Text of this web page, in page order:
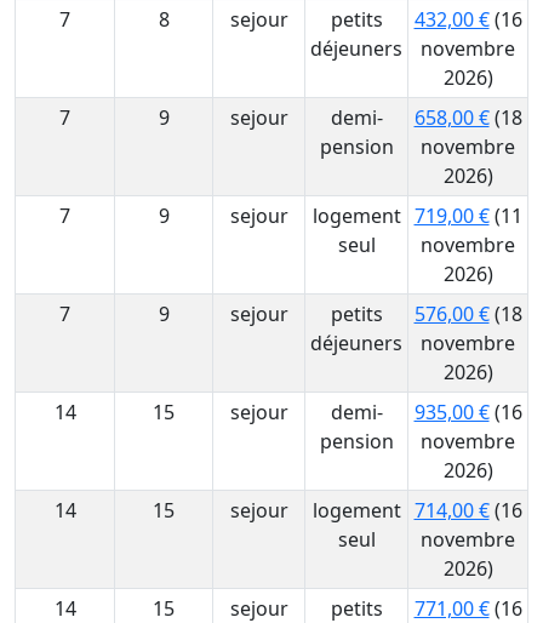
7
8 sejour
petits
déjeuners
432,00 €(16
novembre
2026)
7
9 sejour
demi-
pension
658,00 €(18
novembre
2026)
7
9 sejour
logement
seul
719,00 €(11
novembre
2026)
7
9 sejour
petits
déjeuners
576,00 €(18
novembre
2026)
14
15 sejour
demi-
pension
935,00 €(16
novembre
2026)
14
15 sejour
logement
seul
714,00 €(16
novembre
2026)
14
15 sejour
petits
771,00 €(16